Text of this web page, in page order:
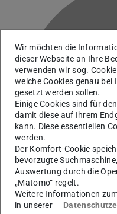
Wir möchten die
dieser Webseite an Ihre
verwenden wir sog.
welche Cookies genau bei
gesetzt werden sollen.
Einige Cookies sind für
damit diese auf Ihrem
kann. Diese essentiellen
werden.
Der Komfort-Cookie
bevorzugte
Auswertung durch die
„Matomo“ regelt.
Weitere Informationen
in unserer